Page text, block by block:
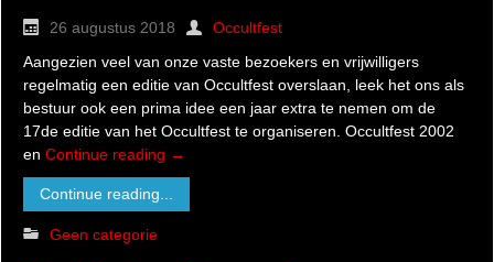
26 augustus 2018
Occultfest
Aangezien veel van onze vaste bezoekers en vrijwilligers
regelmatig een editie van Occultfest overslaan, leek het ons als
bestuur ook een prima idee een jaar extra te nemen om de
17de editie van het Occultfest te organiseren. Occultfest 2002
en Continue reading →
Continue reading...
Geen categorie